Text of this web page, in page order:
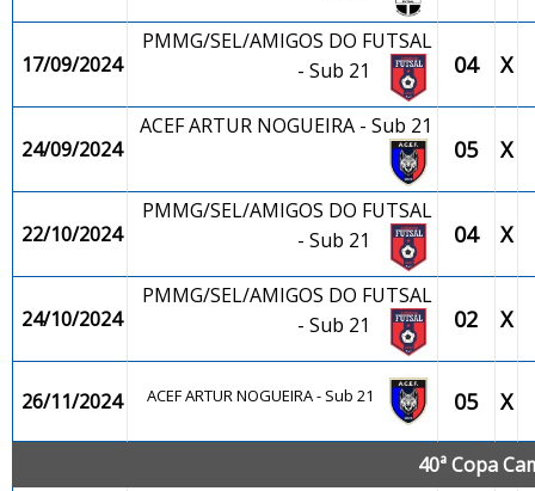
17/09/2024
PMMG/SEL/AMIGOS DO FUTSAL
- Sub 21
04 X
24/09/2024
ACEF ARTUR NOGUEIRA - Sub 21
05 X
22/10/2024
PMMG/SEL/AMIGOS DO FUTSAL
- Sub 21
04 X
24/10/2024
PMMG/SEL/AMIGOS DO FUTSAL
- Sub 21
02 X
26/11/2024 ACEF ARTUR NOGUEIRA - Sub 21 05 X
40ª Copa